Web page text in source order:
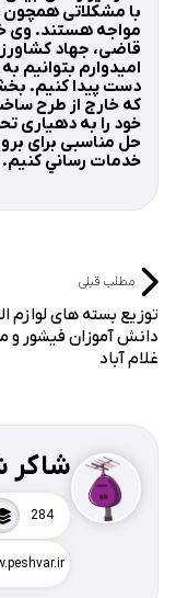
با مشكلاتی
مواجه هستند. وی
قاضی، جهاد
اميدوارم بتوانيم
دست پيدا كنيم.
كه خارج از طرح
خود را به دهياری
حل مناسبی برای
خدمات رساني كنيم.
مطلب قبلی
توزیع بسته های لوازم
دانش آموزان فیشور و
غلام آباد
شاکر
284